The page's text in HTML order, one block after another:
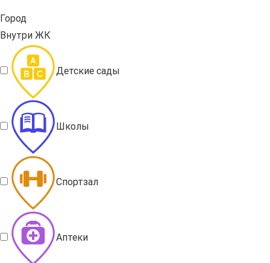
Город
Внутри ЖК
Детские сады
Школы
Спортзал
Аптеки